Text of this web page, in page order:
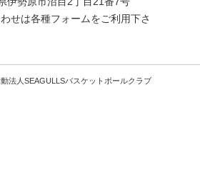
せは各種フォームをご利用下さ
法人SEAGULLSバスケットボールクラブ